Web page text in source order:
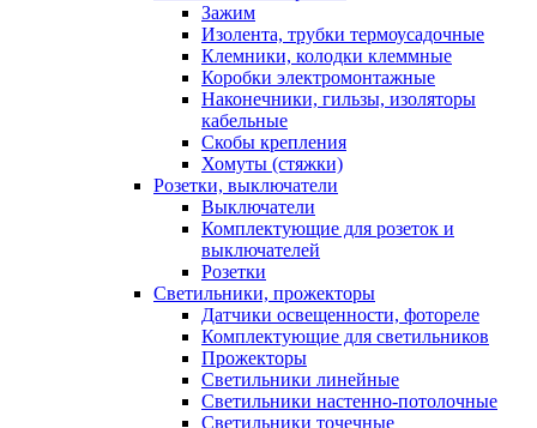
Зажим
Изолента, трубки термоусадочные
Клемники, колодки клеммные
Коробки электромонтажные
Наконечники, гильзы, изоляторы
кабельные
Скобы крепления
Хомуты (стяжки)
Розетки, выключатели
Выключатели
Комплектующие для розеток и
выключателей
Розетки
Светильники, прожекторы
Датчики освещенности, фотореле
Комплектующие для светильников
Прожекторы
Светильники линейные
Светильники настенно-потолочные
Светильники точечные